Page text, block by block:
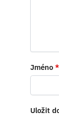
Jméno *
Uložit